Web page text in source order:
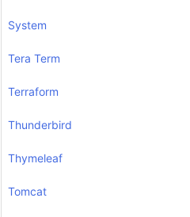
System
Tera Term
Terraform
Thunderbird
Thymeleaf
Tomcat